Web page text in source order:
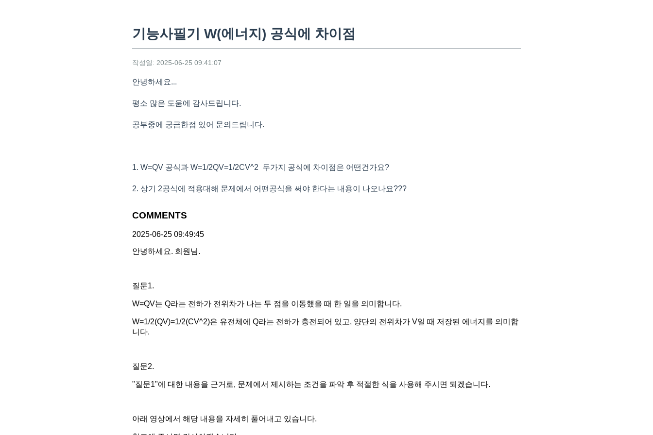
기능사필기 W(에너지) 공식에 차이점
작성일: 2025-06-25 09:41:07
안녕하세요...
평소 많은 도움에 감사드립니다.
공부중에 궁금한점 있어 문의드립니다.
1. W=QV 공식과 W=1/2QV=1/2CV^2 두가지 공식에 차이점은 어떤건가요?
2. 상기 2공식에 적용대해 문제에서 어떤공식을 써야 한다는 내용이 나오나요???
COMMENTS
2025-06-25 09:49:45
안녕하세요. 회원님.
질문1.
W=QV는 Q라는 전하가 전위차가 나는 두 점을 이동했을 때 한 일을 의미합니다.
W=1/2(QV)=1/2(CV^2)은 유전체에 Q라는 전하가 충전되어 있고, 양단의 전위차가 V일 때 저장된 에너지를 의미합
니다.
질문2.
"질문1"에 대한 내용을 근거로, 문제에서 제시하는 조건을 파악 후 적절한 식을 사용해 주시면 되겠습니다.
아래 영상에서 해당 내용을 자세히 풀어내고 있습니다.